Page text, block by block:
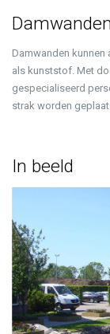
Damwanden
Damwanden
als kunststof. Met
gespecialiseerd
strak worden
In beeld